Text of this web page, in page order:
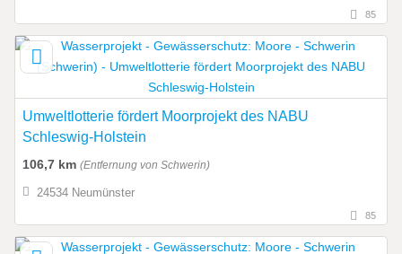
85
Umweltlotterie fördert Moorprojekt des NABU
Schleswig-Holstein
106,7 km (Entfernung von Schwerin)
24534 Neumünster
85